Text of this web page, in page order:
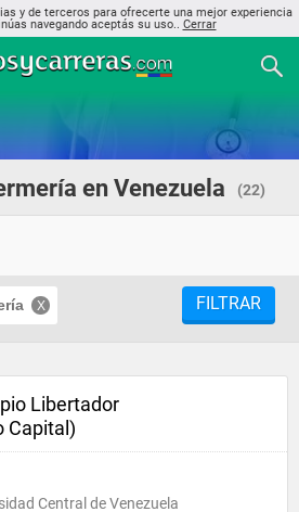
y de terceros para ofrecerte una mejor experiencia
navegando aceptás su uso.. Cerrar
en Venezuela (22)
FILTRAR
Libertador
Capital)
Central de Venezuela